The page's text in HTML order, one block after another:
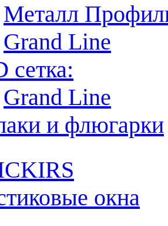
Металл
Grand Line
сетка:
Grand Line
и флюгарки
окна